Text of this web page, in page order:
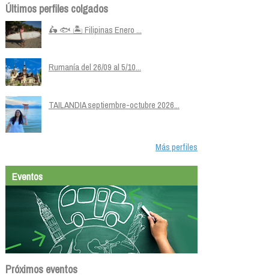
Últimos perfiles colgados
🛵 🐟 🏝️ Filipinas Enero ...
Rumanía del 26/09 al 5/10...
TAILANDIA septiembre-octubre 2026...
Más perfiles
Eventos
Próximos eventos